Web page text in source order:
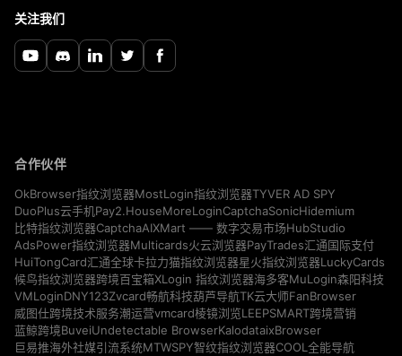
关注我们
合作伙伴
OkBrowser指纹浏览器MostLogin指纹浏览器TYVER AD SPY
DuoPlus云手机Pay2.HouseMoreLoginCaptchaSonicHidemium
比特指纹浏览器CaptchaAIXMart —— 数字交易市场HubStudio
AdsPower指纹浏览器Multicards火云浏览器PayTrades汇通国际支付
HuiTongCard汇通全球卡拉力猫指纹浏览器星火指纹浏览器LuckyCards
候鸟指纹浏览器跨境百宝箱XLogin 指纹浏览器海多客MuLogin森阳科技
VMLoginDNY123Zvcard畅航科技葫芦导航TK云大师FanBrowser
威图仕跨境技术服务潮运营vmcard棱镜浏览LEEPSMART跨境营销
蓝鲸跨境BuveiUndetectable BrowserKalodataixBrowser
巨易推海外社媒引流系统MTWSPY智纹指纹浏览器COOL全能导航